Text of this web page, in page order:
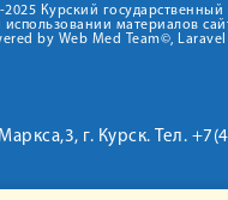
Курский
материалов
by Web Med Team©, Laravel
г. Курск. Тел.